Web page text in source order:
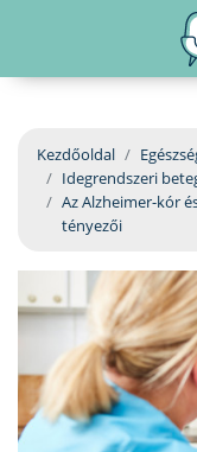
ÜGYELETKERESŐ
ORVOS
ORVOSKERESŐ
Kezdőoldal
Idegrendszeri
Az Alzheimer-kór
tényezői